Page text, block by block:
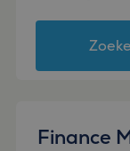
Finance